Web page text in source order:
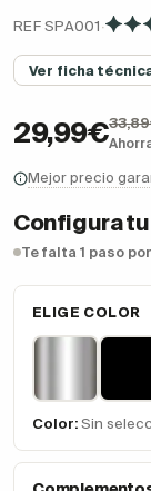
REF SPA001 ·
Ver ficha
29,99€
Mejor precio
Configura
Te falta 1 paso
ELIGE COLOR
Color: Sin